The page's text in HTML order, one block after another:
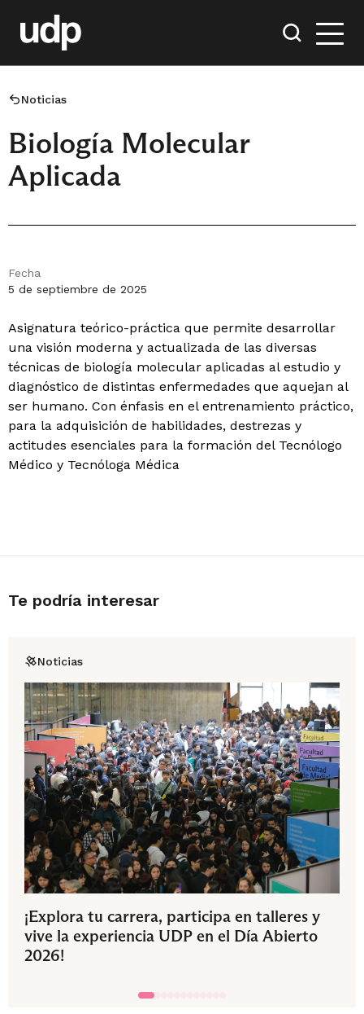
Noticias
Biología Molecular
Aplicada
Fecha
5 de septiembre de 2025
Asignatura teórico-práctica que permite desarrollar
una visión moderna y actualizada de las diversas
técnicas de biología molecular aplicadas al estudio y
diagnóstico de distintas enfermedades que aquejan al
ser humano. Con énfasis en el entrenamiento práctico,
para la adquisición de habilidades, destrezas y
actitudes esenciales para la formación del Tecnólogo
Médico y Tecnóloga Médica
Te podría interesar
Noticias
¡Explora tu carrera, participa en talleres y
vive la experiencia UDP en el Día Abierto
2026!